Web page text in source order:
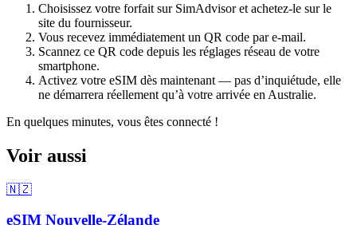
Choisissez votre forfait sur SimAdvisor et achetez-le sur le
site du fournisseur.
Vous recevez immédiatement un QR code par e-mail.
Scannez ce QR code depuis les réglages réseau de votre
smartphone.
Activez votre eSIM dès maintenant — pas d’inquiétude, elle
ne démarrera réellement qu’à votre arrivée en Australie.
En quelques minutes, vous êtes connecté !
Voir aussi
🇳🇿
eSIM Nouvelle-Zélande